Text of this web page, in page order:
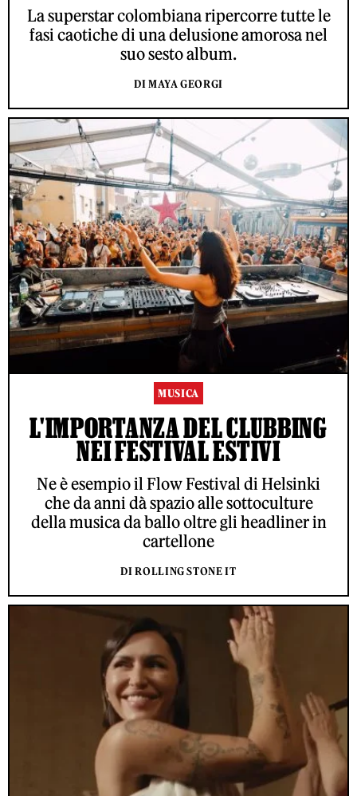
La superstar colombiana ripercorre tutte le
fasi caotiche di una delusione amorosa nel
suo sesto album.
DI MAYA GEORGI
MUSICA
L'IMPORTANZA DEL CLUBBING
NEI FESTIVAL ESTIVI
Ne è esempio il Flow Festival di Helsinki
che da anni dà spazio alle sottoculture
della musica da ballo oltre gli headliner in
cartellone
DI ROLLING STONE IT